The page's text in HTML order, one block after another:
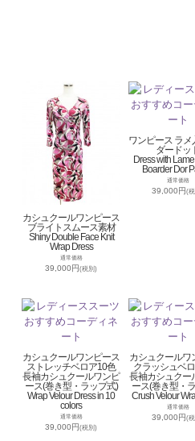
カシュクールワンピース
ブライトスムース素材
Shiny Double Face Knit
Wrap Dress
通常価格
39,000円(税別)
ワンピース ラメ
ダードッ
Dress with Lame
Boarder Dor
通常価格
39,000円(
カシュクールワンピース
ストレッチベロア10色
長袖カシュクールワンピ
ース(巻き型・ラップ式)
Wrap Velour Dress in 10
colors
通常価格
39,000円(税別)
カシュクールワ
クラッシュベ
長袖カシュクー
ース(巻き型・
Crush Velour
通常価格
39,000円(